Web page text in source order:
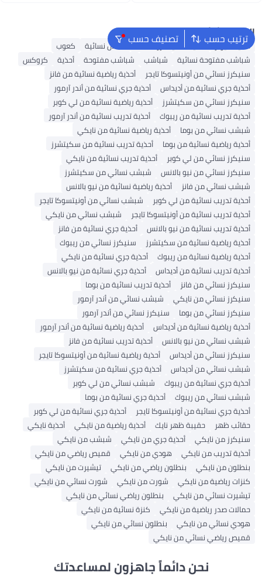
ترتيب حسب تصنيف حسب البحث الشائع
أحذية ميولز أحذية سكيتشرز للنساء صنادل نسائية
كعوب
شباشب مفتوحة نسائية
شباشب شباشب مفتوحة أحذية
كروكس
سنيكرز نسائي من أونيتسوكا تايجر
أحذية رياضية نسائية من فانز
أحذية جري نسائية من أديداس
أحذية جري نسائية من أندر آرمور
سنيكرز نسائي من سكيتشرز
أحذية رياضية نسائية من لي كوبر
أحذية تدريب نسائية من ريبوك
أحذية تدريب نسائية من أندر آرمور
شبشب نسائي من بوما
أحذية رياضية نسائية من نايكي
أحذية رياضية نسائية من بوما
أحذية تدريب نسائية من سكيتشرز
سنيكرز نسائي من لي كوبر
أحذية تدريب نسائية من نايكي
سنيكرز نسائي من نيو بالانس
شبشب نسائي من سكيتشرز
شبشب نسائي من فانز
أحذية رياضية نسائية من نيو بالانس
أحذية تدريب نسائية من لي كوبر
شبشب نسائي من أونيتسوكا تايجر
أحذية تدريب نسائية من أونيتسوكا تايجر
شبشب نسائي من نايكي
أحذية تدريب نسائية من نيو بالانس
أحذية جري نسائية من فانز
أحذية رياضية نسائية من سكيتشرز
سنيكرز نسائي من ريبوك
أحذية رياضية نسائية من ريبوك
أحذية جري نسائية من نايكي
أحذية تدريب نسائية من أديداس
أحذية جري نسائية من نيو بالانس
سنيكرز نسائي من فانز
أحذية تدريب نسائية من بوما
سنيكرز نسائي من نايكي
شبشب نسائي من أندر آرمور
سنيكرز نسائي من بوما
سنيكرز نسائي من أندر آرمور
أحذية رياضية نسائية من أديداس
أحذية رياضية نسائية من أندر آرمور
شبشب نسائي من نيو بالانس
أحذية تدريب نسائية من فانز
سنيكرز نسائي من أديداس
أحذية رياضية نسائية من أونيتسوكا تايجر
شبشب نسائي من أديداس
أحذية جري نسائية من سكيتشرز
أحذية جري نسائية من ريبوك
شبشب نسائي من لي كوبر
شبشب نسائي من ريبوك
أحذية جري نسائية من بوما
أحذية جري نسائية من أونيتسوكا تايجر
أحذية جري نسائية من لي كوبر
حقائب ظهر
حقيبة ظهر نايك أحذية رياضية من نايكي
أحذية نايكي
سنيكرز من نايكي
أحذية جري من نايكي
شبشب من نايكي
أحذية تدريب من نايكي
هودي من نايكي
قميص رياضي من نايكي
بنطلون من نايكي
بنطلون رياضي من نايكي
تيشيرت من نايكي
كنزات رياضية من نايكي
شورت من نايكي
شورت نسائي من نايكي
تيشيرت نسائي من نايكي
بنطلون رياضي نسائي من نايكي
حمالات صدر رياضية من نايكي
كنزة نسائية من نايكي
هودي نسائي من نايكي
بنطلون نسائي من نايكي
قميص رياضي نسائي من نايكي
نحن دائماً جاهزون لمساعدتك